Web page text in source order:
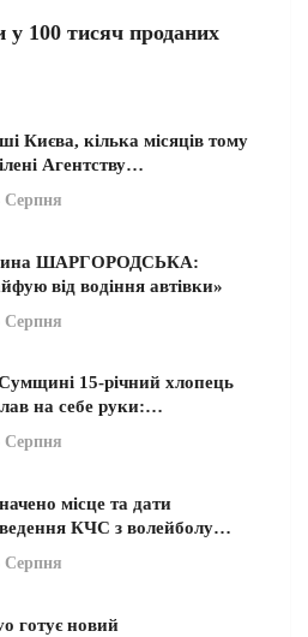
у 100 тисяч проданих
Києва, кілька місяців тому
Агентству…
Серпня
ШАРГОРОДСЬКА:
від водіння автівки»
Серпня
15-річний хлопець
на себе руки:…
Серпня
місце та дати
КЧС з волейболу…
Серпня
готує новий